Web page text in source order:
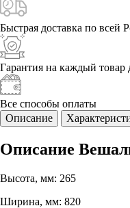
Быстрая доставка по всей
Гарантия на каждый товар
Все способы оплаты
Описание
Описание
Высота, мм: 265
Ширина, мм: 820